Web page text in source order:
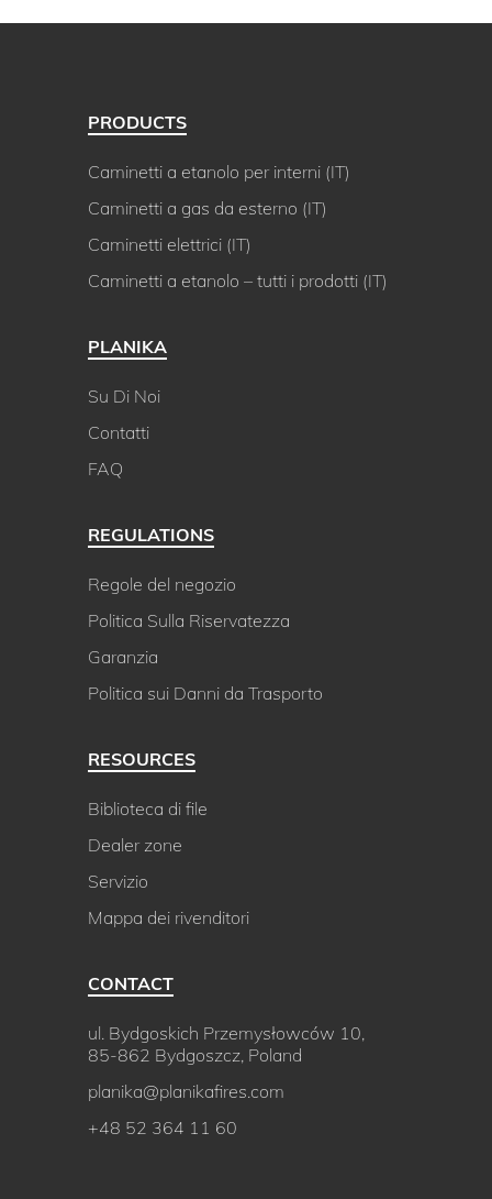
PRODUCTS
Caminetti a etanolo per interni (IT)
Caminetti a gas da esterno (IT)
Caminetti elettrici (IT)
Caminetti a etanolo – tutti i prodotti (IT)
PLANIKA
Su Di Noi
Contatti
FAQ
REGULATIONS
Regole del negozio
Politica Sulla Riservatezza
Garanzia
Politica sui Danni da Trasporto
RESOURCES
Biblioteca di file
Dealer zone
Servizio
Mappa dei rivenditori
CONTACT
ul. Bydgoskich Przemysłowców 10,
85-862 Bydgoszcz, Poland
planika@planikafires.com
+48 52 364 11 60